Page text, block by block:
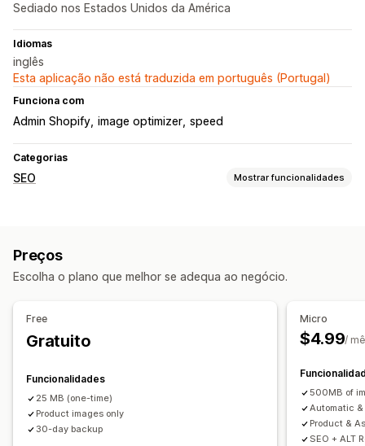
Sediado nos Estados Unidos da América
Idiomas
inglês
Esta aplicação não está traduzida em português (Portugal)
Funciona com
Admin Shopify image optimizer speed
Categorias
SEO Mostrar funcionalidades
Designação de ficheiros
Otimização de velocidade
Preços
Escolha o plano que melhor se adequa ao negócio.
Free
Gratuito
Funcionalidades
25 MB (one-time)
Product images only
30-day backup
Micro
$4.99/
500MB of
Automatic
Product &
SEO + ALT